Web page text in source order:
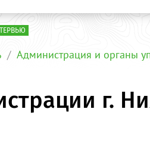
Администрация и органы
г.